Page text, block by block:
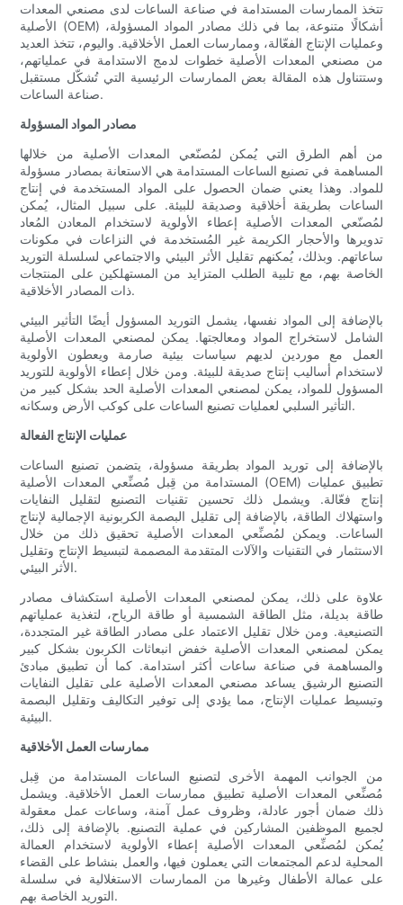
تتخذ الممارسات المستدامة في صناعة الساعات لدى مصنعي المعدات
الأصلية (OEM) أشكالًا متنوعة، بما في ذلك مصادر المواد المسؤولة،
وعمليات الإنتاج الفعّالة، وممارسات العمل الأخلاقية. واليوم، تتخذ العديد
من مصنعي المعدات الأصلية خطوات لدمج الاستدامة في عملياتهم،
وستتناول هذه المقالة بعض الممارسات الرئيسية التي تُشكّل مستقبل
صناعة الساعات.
مصادر المواد المسؤولة
من أهم الطرق التي يُمكن لمُصنّعي المعدات الأصلية من خلالها
المساهمة في تصنيع الساعات المستدامة هي الاستعانة بمصادر مسؤولة
للمواد. وهذا يعني ضمان الحصول على المواد المستخدمة في إنتاج
الساعات بطريقة أخلاقية وصديقة للبيئة. على سبيل المثال، يُمكن
لمُصنّعي المعدات الأصلية إعطاء الأولوية لاستخدام المعادن المُعاد
تدويرها والأحجار الكريمة غير المُستخدمة في النزاعات في مكونات
ساعاتهم. وبذلك، يُمكنهم تقليل الأثر البيئي والاجتماعي لسلسلة التوريد
الخاصة بهم، مع تلبية الطلب المتزايد من المستهلكين على المنتجات
ذات المصادر الأخلاقية.
بالإضافة إلى المواد نفسها، يشمل التوريد المسؤول أيضًا التأثير البيئي
الشامل لاستخراج المواد ومعالجتها. يمكن لمصنعي المعدات الأصلية
العمل مع موردين لديهم سياسات بيئية صارمة ويعطون الأولوية
لاستخدام أساليب إنتاج صديقة للبيئة. ومن خلال إعطاء الأولوية للتوريد
المسؤول للمواد، يمكن لمصنعي المعدات الأصلية الحد بشكل كبير من
التأثير السلبي لعمليات تصنيع الساعات على كوكب الأرض وسكانه.
عمليات الإنتاج الفعالة
بالإضافة إلى توريد المواد بطريقة مسؤولة، يتضمن تصنيع الساعات
المستدامة من قِبل مُصنِّعي المعدات الأصلية (OEM) تطبيق عمليات
إنتاج فعّالة. ويشمل ذلك تحسين تقنيات التصنيع لتقليل النفايات
واستهلاك الطاقة، بالإضافة إلى تقليل البصمة الكربونية الإجمالية لإنتاج
الساعات. ويمكن لمُصنِّعي المعدات الأصلية تحقيق ذلك من خلال
الاستثمار في التقنيات والآلات المتقدمة المصممة لتبسيط الإنتاج وتقليل
الأثر البيئي.
علاوة على ذلك، يمكن لمصنعي المعدات الأصلية استكشاف مصادر
طاقة بديلة، مثل الطاقة الشمسية أو طاقة الرياح، لتغذية عملياتهم
التصنيعية. ومن خلال تقليل الاعتماد على مصادر الطاقة غير المتجددة،
يمكن لمصنعي المعدات الأصلية خفض انبعاثات الكربون بشكل كبير
والمساهمة في صناعة ساعات أكثر استدامة. كما أن تطبيق مبادئ
التصنيع الرشيق يساعد مصنعي المعدات الأصلية على تقليل النفايات
وتبسيط عمليات الإنتاج، مما يؤدي إلى توفير التكاليف وتقليل البصمة
البيئية.
ممارسات العمل الأخلاقية
من الجوانب المهمة الأخرى لتصنيع الساعات المستدامة من قِبل
مُصنِّعي المعدات الأصلية تطبيق ممارسات العمل الأخلاقية. ويشمل
ذلك ضمان أجور عادلة، وظروف عمل آمنة، وساعات عمل معقولة
لجميع الموظفين المشاركين في عملية التصنيع. بالإضافة إلى ذلك،
يُمكن لمُصنِّعي المعدات الأصلية إعطاء الأولوية لاستخدام العمالة
المحلية لدعم المجتمعات التي يعملون فيها، والعمل بنشاط على القضاء
على عمالة الأطفال وغيرها من الممارسات الاستغلالية في سلسلة
التوريد الخاصة بهم.